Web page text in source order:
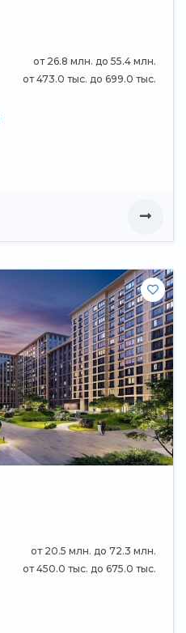
от 26.8 млн. до 55.4 млн.
от 473.0 тыс. до 699.0 тыс.
от 20.5 млн. до 72.3 млн.
от 450.0 тыс. до 675.0 тыс.